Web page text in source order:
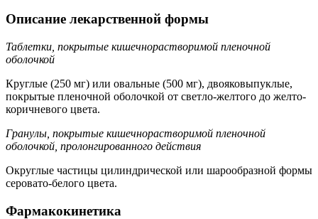
Описание лекарственной формы
Таблетки, покрытые кишечнорастворимой пленочной
оболочкой
Круглые (250 мг) или овальные (500 мг), двояковыпуклые,
покрытые пленочной оболочкой от светло-желтого до желто-
коричневого цвета.
Гранулы, покрытые кишечнорастворимой пленочной
оболочкой, пролонгированного действия
Округлые частицы цилиндрической или шарообразной формы
серовато-белого цвета.
Фармакокинетика